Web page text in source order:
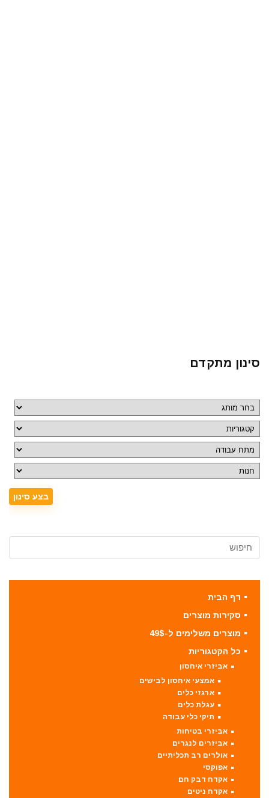
סינון מתקדם
דף הבית
סקירות מוצרים
מוצרים משלימים ל-49$
כל הקטגוריות
אביזרי איחסון
אמצעי איחסון לבישים
ארגזי כלים
עגלת כלים
תיקי כלי עבודה
אביזרי בטיחות
אביזרים לנגרים
אולרים רב תכליתיים
אפוקסי
אקדח דבק חם
אקדח ניטים